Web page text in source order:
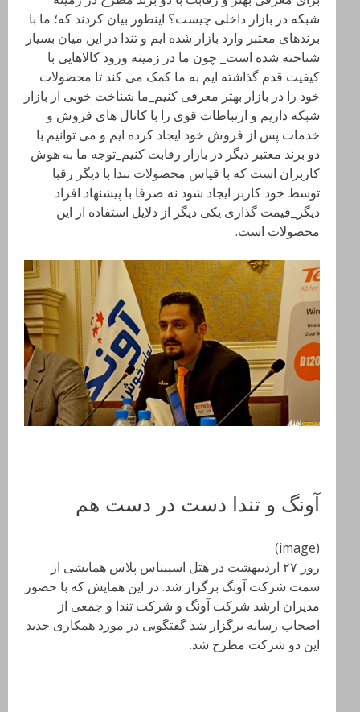
شبکه در بازار داخلی چیست؟ اینطور بیان کردند که؛ ما با
برندهای معتبر وارد بازار شده ایم و تندا در این میان بسیار
شناخته شده است_ چون ما در زمینه ورود کالاهایی با
کیفیت قدم گذاشته ایم به ما کمک می کند تا محصولات
خود را در بازار بهتر معرفی کنیم_ما شناخت خوبی از بازار
شبکه داریم و ارتباطات قوی را با کانال های فروش و
خدمات پس از فروش خود ایجاد کرده ایم و می توانیم با
دو برند معتبر دیگر در بازار رقابت کنیم_توجه ما به هوش
کاربران است که با قیاس محصولات تندا با دیگر رقبا
توسط خود کاربر ایجاد شود نه صرفا با پیشنهاد افراد
دیگر_قیمت گذاری یکی دیگر از دلایل استفاده از این
محصولات است.
آونگ و تندا دست در دست هم
(image)
روز ۲۷ اردیبهشت در هتل اسپیناس پلاس همایشی از
سمت شرکت آونگ برگزار شد. در این همایش که با حضور
مدیران ارشد شرکت آونگ و شرکت تندا و جمعی از
اصحاب رسانه برگزار شد گفتگویی در مورد همکاری جدید
این دو شرکت مطرح شد.